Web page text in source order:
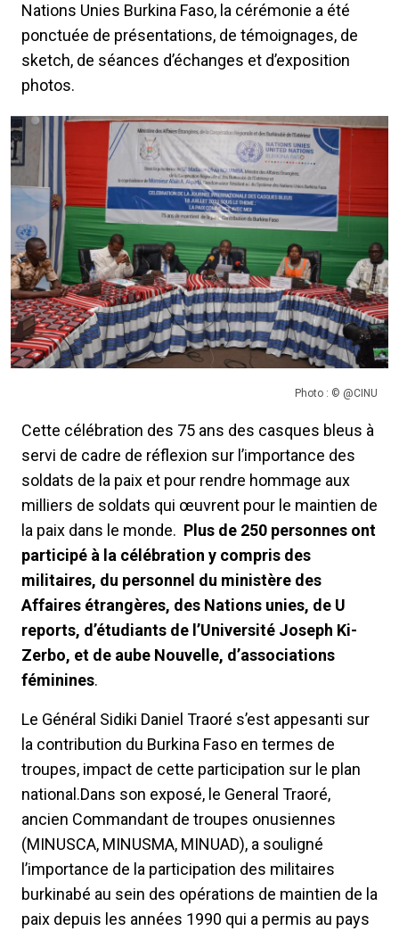
Nations Unies Burkina Faso, la cérémonie a été
ponctuée de présentations, de témoignages, de
sketch, de séances d’échanges et d’exposition
photos.
Photo : © @CINU
Cette célébration des 75 ans des casques bleus à
servi de cadre de réflexion sur l’importance des
soldats de la paix et pour rendre hommage aux
milliers de soldats qui œuvrent pour le maintien de
la paix dans le monde. Plus de 250 personnes ont
participé à la célébration y compris des
militaires, du personnel du ministère des
Affaires étrangères, des Nations unies, de U
reports, d’étudiants de l’Université Joseph Ki-
Zerbo, et de aube Nouvelle, d’associations
féminines.
Le Général Sidiki Daniel Traoré s’est appesanti sur
la contribution du Burkina Faso en termes de
troupes, impact de cette participation sur le plan
national.Dans son exposé, le General Traoré,
ancien Commandant de troupes onusiennes
(MINUSCA, MINUSMA, MINUAD), a souligné
l’importance de la participation des militaires
burkinabé au sein des opérations de maintien de la
paix depuis les années 1990 qui a permis au pays